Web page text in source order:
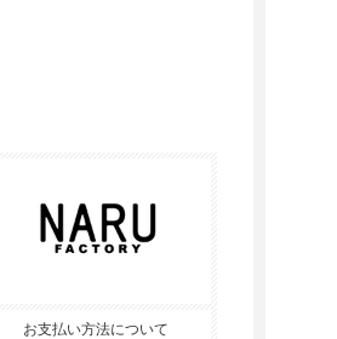
お支払い方法について